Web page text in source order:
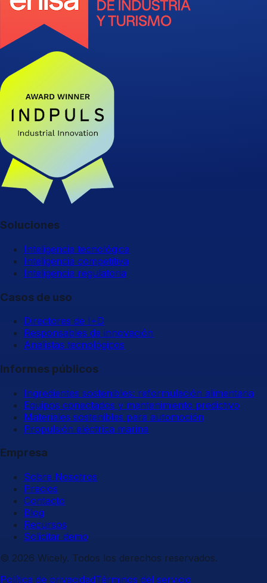
Soluciones
Inteligencia tecnológica
Inteligencia competitiva
Inteligencia regulatoria
Casos de uso
Directores de I+D
Responsables de innovación
Analistas tecnológicos
Informes públicos
Ingredientes sostenibles: reformulación alimentaria
Equipos conectados y mantenimiento predictivo
Materiales sostenibles para automoción
Propulsión eléctrica marina
Empresa
Sobre Nosotros
Precios
Contacto
Blog
Recursos
Solicitar demo
© 2026 Wicely. Todos los derechos reservados.
Política de privacidadTérminos del servicio